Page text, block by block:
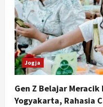
Jogja
Gen Z Belajar
Yogyakarta, Rahasia